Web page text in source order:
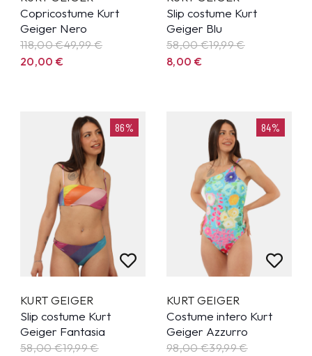
Copricostume Kurt
Geiger Nero
118,00 €49,99€
20,00€
Slip costume Kurt
Geiger Blu
58,00 €19,99€
8,00 €
86%
KURT GEIGER
Slip costume Kurt
Geiger Fantasia
58,00 €19,99€
84%
KURT GEIGER
Costume intero Kurt
Geiger Azzurro
98,00 €39,99€